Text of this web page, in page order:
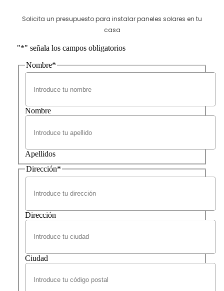
Solicita un presupuesto para instalar paneles solares en tu
casa
"*" señala los campos obligatorios
Nombre*
Nombre
Apellidos
Dirección*
Dirección
Ciudad